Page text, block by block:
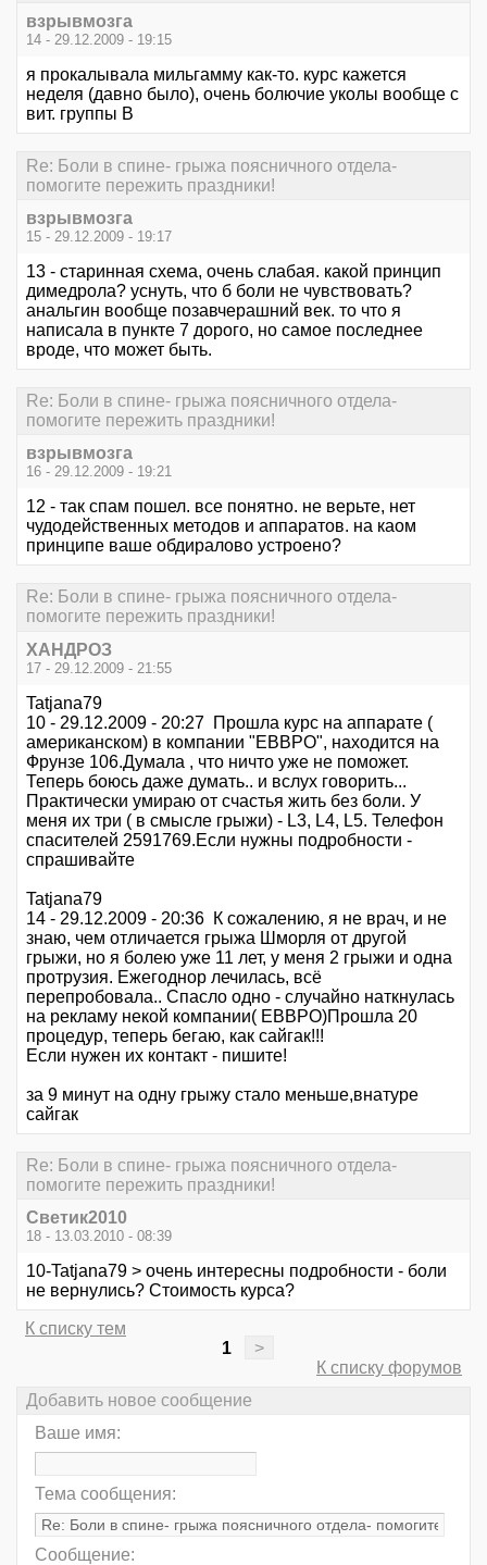
взрывмозга
14 - 29.12.2009 - 19:15
я прокалывала мильгамму как-то. курс кажется
неделя (давно было), очень болючие уколы вообще с
вит. группы В
Re: Боли в спине- грыжа поясничного отдела-
помогите пережить праздники!
взрывмозга
15 - 29.12.2009 - 19:17
13 - старинная схема, очень слабая. какой принцип
димедрола? уснуть, что б боли не чувствовать?
анальгин вообще позавчерашний век. то что я
написала в пункте 7 дорого, но самое последнее
вроде, что может быть.
Re: Боли в спине- грыжа поясничного отдела-
помогите пережить праздники!
взрывмозга
16 - 29.12.2009 - 19:21
12 - так спам пошел. все понятно. не верьте, нет
чудодейственных методов и аппаратов. на каом
принципе ваше обдиралово устроено?
Re: Боли в спине- грыжа поясничного отдела-
помогите пережить праздники!
ХАНДРОЗ
17 - 29.12.2009 - 21:55
Tatjana79
10 - 29.12.2009 - 20:27 Прошла курс на аппарате (
американском) в компании "ЕВВРО", находится на
Фрунзе 106.Думала , что ничто уже не поможет.
Теперь боюсь даже думать.. и вслух говорить...
Практически умираю от счастья жить без боли. У
меня их три ( в смысле грыжи) - L3, L4, L5. Телефон
спасителей 2591769.Если нужны подробности -
спрашивайте
Tatjana79
14 - 29.12.2009 - 20:36 К сожалению, я не врач, и не
знаю, чем отличается грыжа Шморля от другой
грыжи, но я болею уже 11 лет, у меня 2 грыжи и одна
протрузия. Ежегоднор лечилась, всё
перепробовала.. Спасло одно - случайно наткнулась
на рекламу некой компании( ЕВВРО)Прошла 20
процедур, теперь бегаю, как сайгак!!!
Если нужен их контакт - пишите!
за 9 минут на одну грыжу стало меньше,внатуре
сайгак
Re: Боли в спине- грыжа поясничного отдела-
помогите пережить праздники!
Светик2010
18 - 13.03.2010 - 08:39
10-Tatjana79 > очень интересны подробности - боли
не вернулись? Стоимость курса?
К списку тем
1
>
К списку форумов
Добавить новое сообщение
Ваше имя:
Тема сообщения:
Сообщение: